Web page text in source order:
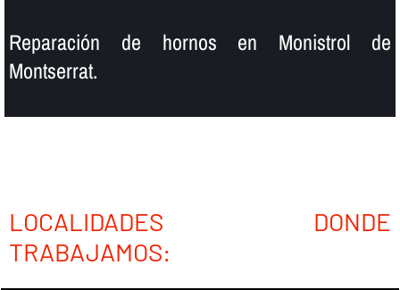
Reparación de hornos en Monistrol de
Montserrat.
LOCALIDADES DONDE
TRABAJAMOS: